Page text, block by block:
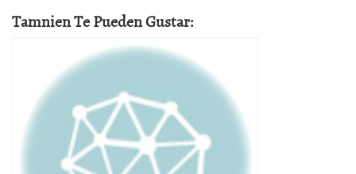
Tamnien Te Pueden Gustar: